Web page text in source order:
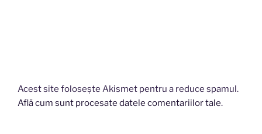
Acest site folosește Akismet pentru a reduce spamul.
Află cum sunt procesate datele comentariilor tale.